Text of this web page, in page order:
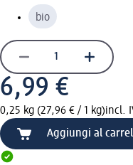
bio
6,99 €
0,25 kg (27,96 € / 1 kg)incl.
Aggiungi al